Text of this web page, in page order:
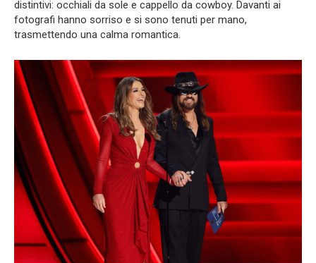
distintivi: occhiali da sole e cappello da cowboy. Davanti ai
fotografi hanno sorriso e si sono tenuti per mano,
trasmettendo una calma romantica.